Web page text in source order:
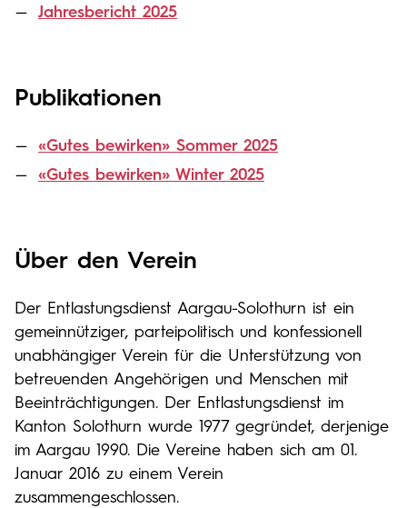
Jahresbericht 2025
Publikationen
«Gutes bewirken» Sommer 2025
«Gutes bewirken» Winter 2025
Über den Verein
Der Entlastungsdienst Aargau-Solothurn ist ein
gemeinnütziger, parteipolitisch und konfessionell
unabhängiger Verein für die Unterstützung von
betreuenden Angehörigen und Menschen mit
Beeinträchtigungen. Der Entlastungsdienst im
Kanton Solothurn wurde 1977 gegründet, derjenige
im Aargau 1990. Die Vereine haben sich am 01.
Januar 2016 zu einem Verein
zusammengeschlossen.